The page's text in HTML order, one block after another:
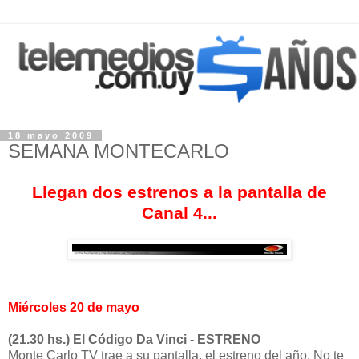
18 mayo 2009
SEMANA MONTECARLO
Llegan dos estrenos a la pantalla de
Canal 4...
Miércoles 20 de mayo
(21.30 hs.) El Código Da Vinci - ESTRENO
Monte Carlo TV trae a su pantalla, el estreno del año. No te